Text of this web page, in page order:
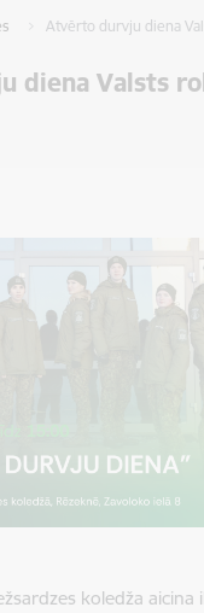
Atvērto durvju diena
diena Valsts
koledža aicina